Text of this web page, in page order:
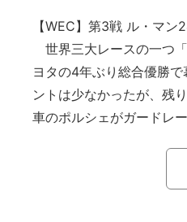
【WEC】第3戦 ル・マン
世界三大レースの一つ
ヨタの4年ぶり総合優勝
ントは少なかったが、残
車のポルシェがガードレ
レースの残り時間が5時